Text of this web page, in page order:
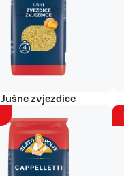
Jušne zvjezdice